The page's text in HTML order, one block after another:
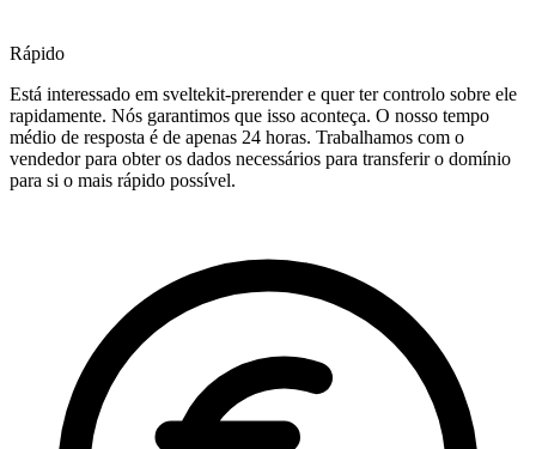
Rápido
Está interessado em sveltekit-prerender e quer ter controlo sobre ele
rapidamente. Nós garantimos que isso aconteça. O nosso tempo
médio de resposta é de apenas 24 horas. Trabalhamos com o
vendedor para obter os dados necessários para transferir o domínio
para si o mais rápido possível.